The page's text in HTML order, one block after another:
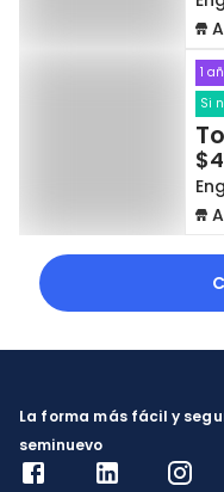
1
Si
La forma más fácil y
seminuevo